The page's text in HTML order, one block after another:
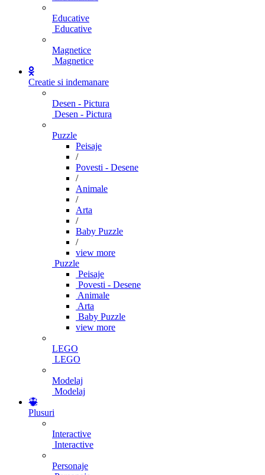
Educative
Educative
Magnetice
Magnetice
Creatie si indemanare
Desen - Pictura
Desen - Pictura
Puzzle
Peisaje
/
Povesti - Desene
/
Animale
/
Arta
/
Baby Puzzle
/
view more
Puzzle
Peisaje
Povesti - Desene
Animale
Arta
Baby Puzzle
view more
LEGO
LEGO
Modelaj
Modelaj
Plusuri
Interactive
Interactive
Personaje